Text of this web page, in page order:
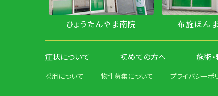
布施ほんまち通り院 わかえ
症状について 初めての方へ 施術
採用について 物件募集について プライバシーポ